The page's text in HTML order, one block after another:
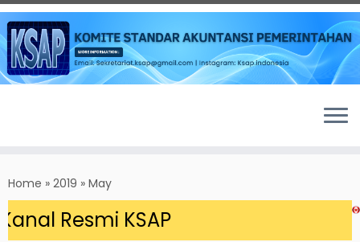
to
content
Home » 2019 » May
Resmi KSAP